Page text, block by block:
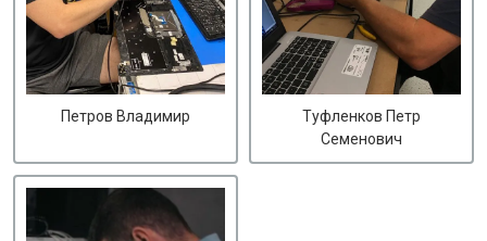
Петров Владимир
Туфленков Петр
Семенович